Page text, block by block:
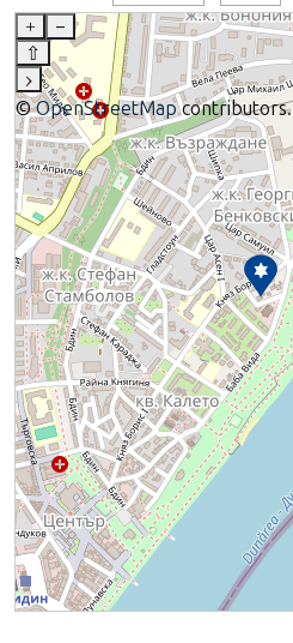
+
–
⇧
›
©OpenStreetMapcontributors.